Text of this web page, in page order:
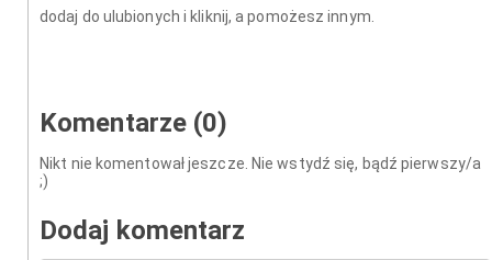
dodaj do ulubionych i kliknij, a pomożesz innym.
Komentarze (0)
Nikt nie komentował jeszcze. Nie wstydź się, bądź pierwszy/a
;)
Dodaj komentarz